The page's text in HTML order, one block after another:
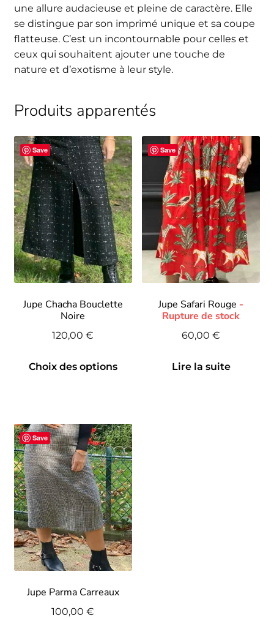
une allure audacieuse et pleine de caractère. Elle
se distingue par son imprimé unique et sa coupe
flatteuse. C’est un incontournable pour celles et
ceux qui souhaitent ajouter une touche de
nature et d’exotisme à leur style.
Produits apparentés
Save
Jupe Chacha Bouclette
Noire
120,00€
Choix des options
variations.
Les
options
peuvent
être
choisies
sur
la
page
du
produit
Save
Jupe Safari Rouge
60,00€
Lire la suite
Save
Jupe Parma Carreaux
100,00€